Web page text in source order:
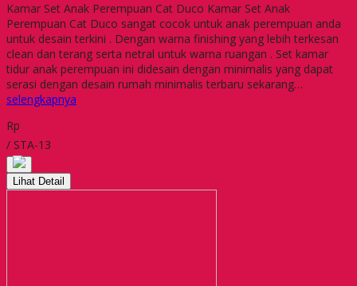
Kamar Set Anak Perempuan Cat Duco Kamar Set Anak
Perempuan Cat Duco sangat cocok untuk anak perempuan anda
untuk desain terkini . Dengan warna finishing yang lebih terkesan
clean dan terang serta netral untuk warna ruangan . Set kamar
tidur anak perempuan ini didesain dengan minimalis yang dapat
serasi dengan desain rumah minimalis terbaru sekarang…
selengkapnya
Rp
/ STA-13
Lihat Detail